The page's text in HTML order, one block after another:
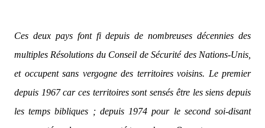
Ces deux pays font fi depuis de nombreuses décennies des
multiples Résolutions du Conseil de Sécurité des Nations-Unis,
et occupent sans vergogne des territoires voisins. Le premier
depuis 1967 car ces territoires sont sensés être les siens depuis
les temps bibliques ; depuis 1974 pour le second soi-disant